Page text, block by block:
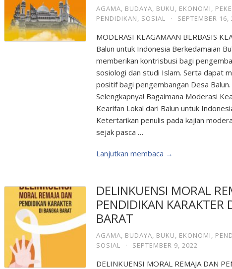
AGAMA, BUDAYA, BUKU, EKONOMI,
PENDIDIKAN, SOSIAL · SEPTEMBER 16,
MODERASI KEAGAMAAN BERBASIS
Balun untuk Indonesia Berkedamaian
memberikan kontrisbusi bagi
sosiologi dan studi Islam. Serta dapat
positif bagi pengembangan Desa
Selengkapnya! Bagaimana Moderasi
Kearifan Lokal dari Balun untuk
Ketertarikan penulis pada kajian
sejak pasca …
Lanjutkan membaca →
DELINKUENSI MORAL
PENDIDIKAN KARAKTER
BARAT
AGAMA BUDAYA BUKU EKONOMI
SOSIAL
· SEPTEMBER 9, 2022
DELINKUENSI MORAL REMAJA DAN